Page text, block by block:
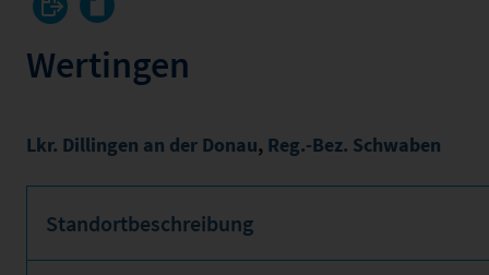
Wertingen
Lkr. Dillingen an der Donau, Reg.-Bez. Schwaben
Standortbeschreibung